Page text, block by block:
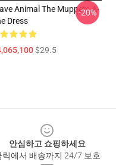
Animal The Muppets A-
Dress
$29.5
-20%
안심하고 쇼핑하세요
릭에서 배송까지 24/7 보호